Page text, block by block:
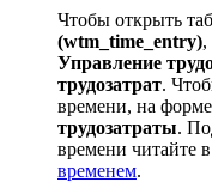
Чтобы открыть
(wtm_time_entry),
Управление
трудозатрат.
времени, на
трудозатраты.
времени читайте в
временем.